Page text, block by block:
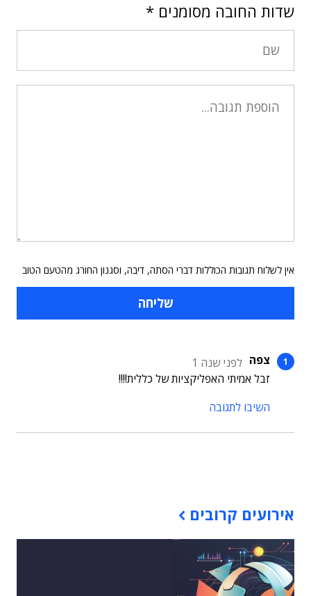
שדות החובה מסומנים *
אין לשלוח תגובות הכוללות דברי הסתה, דיבה, וסגנון החורג מהטעם הטוב
צפה לפני שנה 1
זבל אמיתי האפליקציות של כללית!!!!
השיבו לתגובה
אירועים קרובים